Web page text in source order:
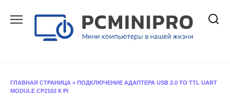
ГЛАВНАЯ СТРАНИЦА » ПОДКЛЮЧЕНИЕ АДАПТЕРА USB 2.0 TO TTL UART
MODULE CP2102 К PI